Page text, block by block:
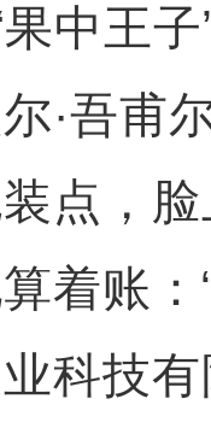
中王子
吾甫尔
点，
着账
科技